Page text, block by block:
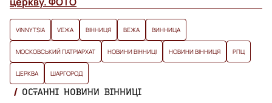
VINNYTSIA VЕЖА ВІННИЦЯ ВЕЖА ВИННИЦА
МОСКОВСЬКИЙ ПАТРІАРХАТ НОВИНИ ВІННИЦІ НОВИНИ ВІННИЦЯ РПЦ
ЦЕРКВА ШАРГОРОД
ОСТАННІ НОВИНИ ВІННИЦІ